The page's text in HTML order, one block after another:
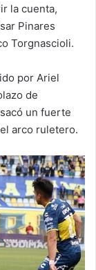
la cuenta,
Pinares
Torgnascioli.
por Ariel
de
un fuerte
arco ruletero.